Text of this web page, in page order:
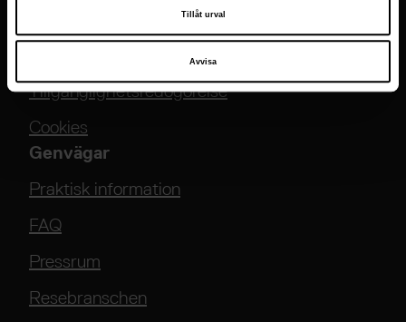
Tillåt urval
Avvisa
Vrak på Google Maps
Tillgänglighetsredogörelse
Cookies
Genvägar
Praktisk information
FAQ
Pressrum
Resebranschen